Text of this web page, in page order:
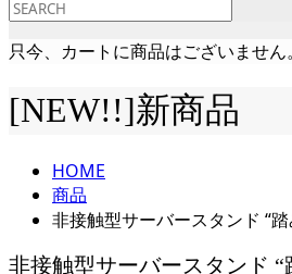
只今、カートに商品はございません。
[NEW!!]新商品
HOME
商品
非接触型サーバースタンド “踏
非接触型サーバースタンド “